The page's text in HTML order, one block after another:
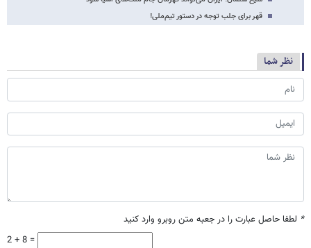
قهر برای جلب توجه در دستور تیم‌ملی!
نظر شما
* لطفا حاصل عبارت را در جعبه متن روبرو وارد کنید
2 + 8 =